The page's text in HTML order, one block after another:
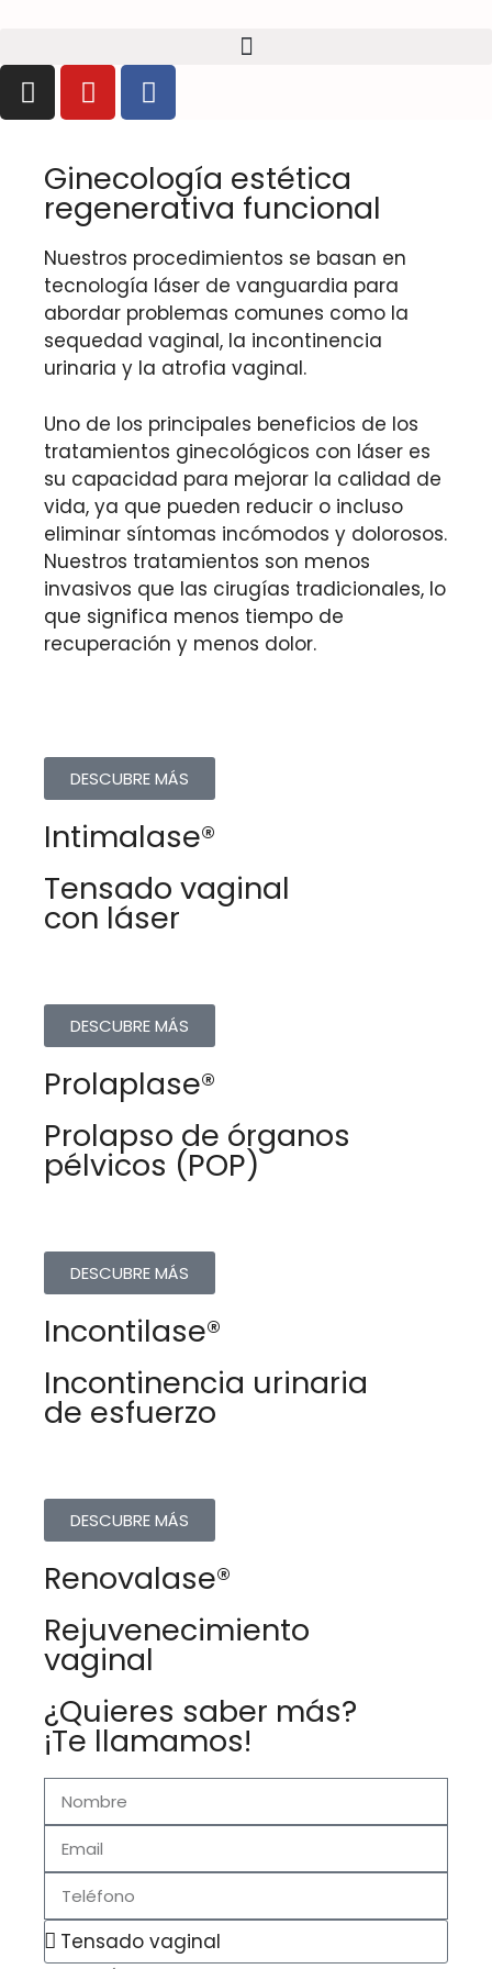
Ginecología estética
regenerativa funcional
Nuestros procedimientos se basan en
tecnología láser de vanguardia para
abordar problemas comunes como la
sequedad vaginal, la incontinencia
urinaria y la atrofia vaginal.
Uno de los principales beneficios de los
tratamientos ginecológicos con láser es
su capacidad para mejorar la calidad de
vida, ya que pueden reducir o incluso
eliminar síntomas incómodos y dolorosos.
Nuestros tratamientos son menos
invasivos que las cirugías tradicionales, lo
que significa menos tiempo de
recuperación y menos dolor.
DESCUBRE MÁS
Intimalase®
Tensado vaginal
con láser
DESCUBRE MÁS
Prolaplase®
Prolapso de órganos
pélvicos (POP)
DESCUBRE MÁS
Incontilase®
Incontinencia urinaria
de esfuerzo
DESCUBRE MÁS
Renovalase®
Rejuvenecimiento
vaginal
¿Quieres saber más?
¡Te llamamos!